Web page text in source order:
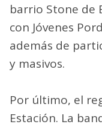
barrio Stone de
con Jóvenes
además de
y masivos.
Por último, el
Estación. La